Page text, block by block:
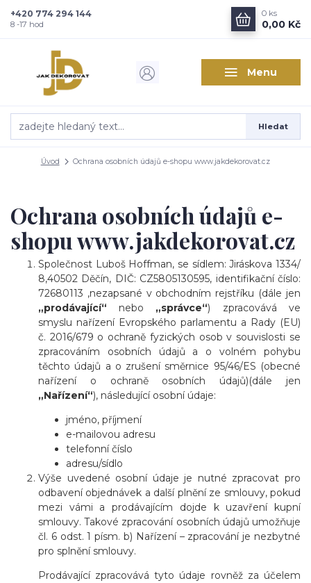
Menu
Hledat
+420 774 294 144
8 -17 hod
0 ks
0,00 Kč
Úvod Ochrana osobních údajů e-shopu www.jakdekorovat.cz
Ochrana osobních údajů e-
shopu www.jakdekorovat.cz
Společnost Luboš Hoffman, se sídlem: Jiráskova 1334/
8,40502 Děčín, DIČ: CZ5805130595, identifikační číslo:
72680113 ,nezapsané v obchodním rejstříku (dále jen
„prodávající“ nebo „správce“) zpracovává ve
smyslu nařízení Evropského parlamentu a Rady (EU)
č. 2016/679 o ochraně fyzických osob v souvislosti se
zpracováním osobních údajů a o volném pohybu
těchto údajů a o zrušení směrnice 95/46/ES (obecné
nařízení o ochraně osobních údajů)(dále jen
„Nařízení“), následující osobní údaje:
jméno, příjmení
e-mailovou adresu
telefonní číslo
adresu/sídlo
Výše uvedené osobní údaje je nutné zpracovat pro
odbavení objednávek a další plnění ze smlouvy, pokud
mezi vámi a prodávajícím dojde k uzavření kupní
smlouvy. Takové zpracování osobních údajů umožňuje
čl. 6 odst. 1 písm. b) Nařízení – zpracování je nezbytné
pro splnění smlouvy.
Prodávající zpracovává tyto údaje rovněž za účelem
Zajímá vás, co nového v
Kam poslat informaci o novinkách v interiérovém designu?
Zavřít